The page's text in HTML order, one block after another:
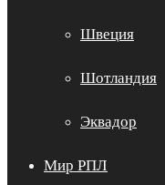
Швеция
Шотландия
Эквадор
Мир РПЛ